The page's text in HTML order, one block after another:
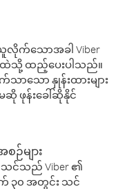
က်သောအခါ Viber
သို့ ထည့်ပေးပါသည်။
သော နှုန်းထားများ
ဆို ဖုန်းခေါ်ဆိုနိုင်
ဉ်များ
သင်သည် Viber ၏
က် ၃၀ အတွင်း သင်